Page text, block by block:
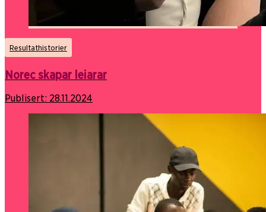
Resultathistorier
Norec skapar leiarar
Publisert: 28.11.2024